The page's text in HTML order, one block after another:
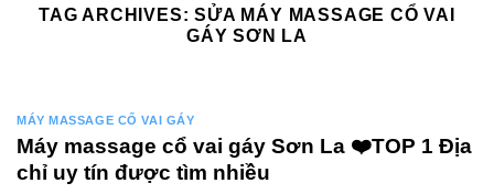
TAG ARCHIVES:SỬA MÁY MASSAGE CỔ VAI
GÁY SƠN LA
MÁY MASSAGE CỔ VAI GÁY
Máy massage cổ vai gáy Sơn La ❤️️TOP 1 Địa
chỉ uy tín được tìm nhiều